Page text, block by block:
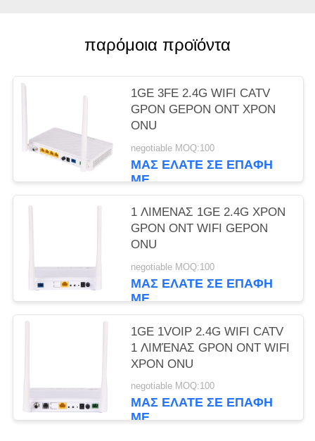
παρόμοια προϊόντα
1GE 3FE 2.4G WIFI CATV
GPON GEPON ONT XPON
ONU
negotiable MOQ:100
ΜΑΣ ΕΛΆΤΕ ΣΕ ΕΠΑΦΉ
ΜΕ
1 ΛΙΜΕΝΑΣ 1GE 2.4G XPON
GPON ONT WIFI GEPON
ONU
negotiable MOQ:100
ΜΑΣ ΕΛΆΤΕ ΣΕ ΕΠΑΦΉ
ΜΕ
1GE 1VOIP 2.4G WIFI CATV
1 ΛΙΜΈΝΑΣ GPON ONT WIFI
XPON ONU
negotiable MOQ:100
ΜΑΣ ΕΛΆΤΕ ΣΕ ΕΠΑΦΉ
ΜΕ